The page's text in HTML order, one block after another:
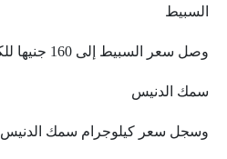
السبيط
وصل سعر السبيط إلى 160 جنيها للكيلوجرام.
سمك الدنيس
وسجل سعر كيلوجرام سمك الدنيس 105 جنيهات.